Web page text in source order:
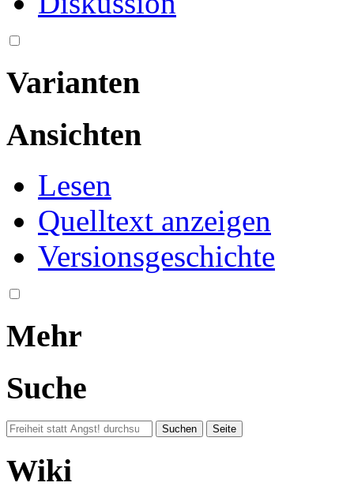
Varianten
Ansichten
Lesen
Quelltext anzeigen
Versionsgeschichte
Mehr
Suche
Wiki